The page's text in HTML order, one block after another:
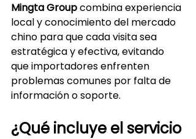
Mingta Group combina experiencia
local y conocimiento del mercado
chino para que cada visita sea
estratégica y efectiva, evitando
que importadores enfrenten
problemas comunes por falta de
información o soporte.
¿Qué incluye el servicio